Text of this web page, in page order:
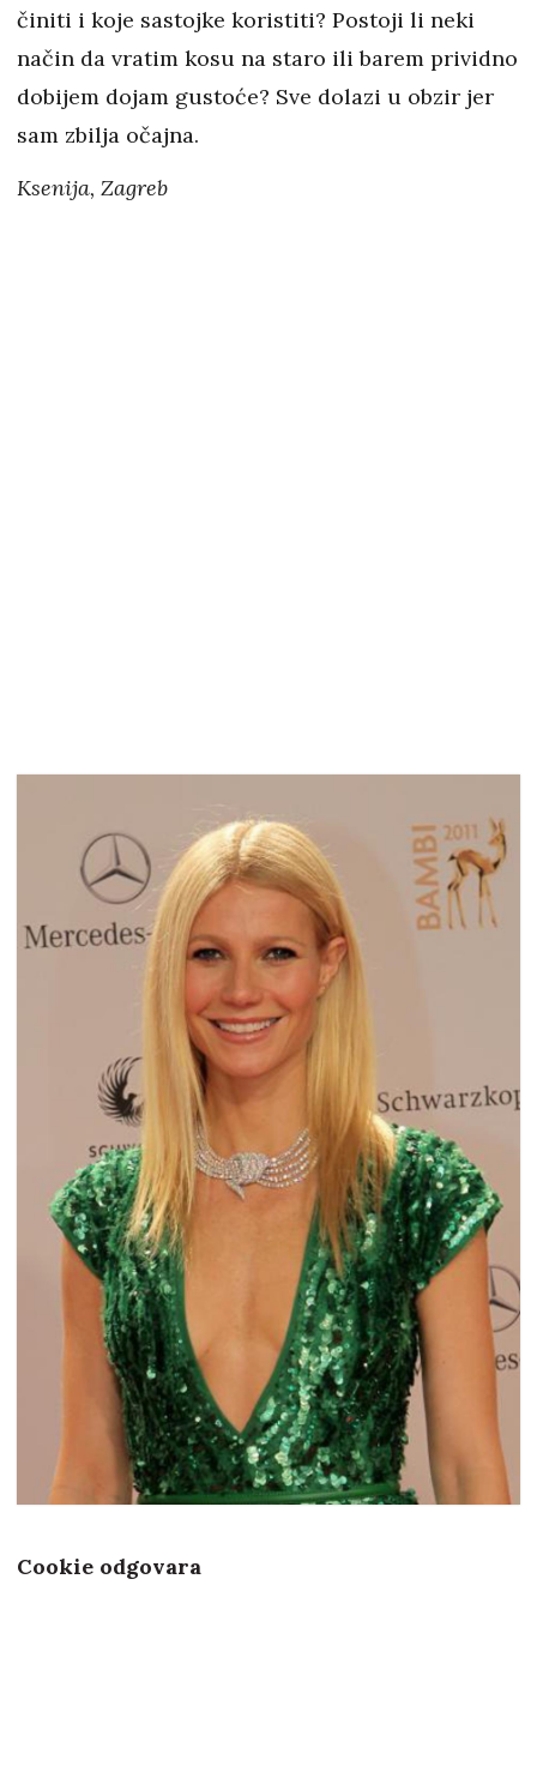
činiti i koje sastojke koristiti? Postoji li neki
način da vratim kosu na staro ili barem prividno
dobijem dojam gustoće? Sve dolazi u obzir jer
sam zbilja očajna.
Ksenija, Zagreb
Cookie odgovara